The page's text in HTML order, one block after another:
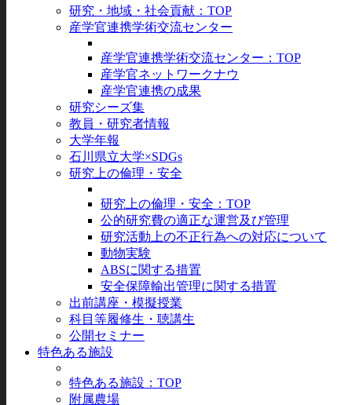
研究・地域・社会貢献：TOP
産学官連携学術交流センター
産学官連携学術交流センター：TOP
産学官ネットワークナウ
産学官連携の成果
研究シーズ集
教員・研究者情報
大学年報
石川県立大学×SDGs
研究上の倫理・安全
研究上の倫理・安全：TOP
公的研究費の適正な運営及び管理
研究活動上の不正行為への対応について
動物実験
ABSに関する措置
安全保障輸出管理に関する措置
出前講座・模擬授業
科目等履修生・聴講生
公開セミナー
特色ある施設
特色ある施設：TOP
附属農場